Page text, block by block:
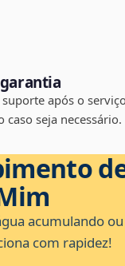
após o
seja necessário.
acumulando
com rapidez!